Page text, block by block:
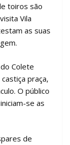
toiros são
Vila
as suas
Colete
praça,
O público
se as
de